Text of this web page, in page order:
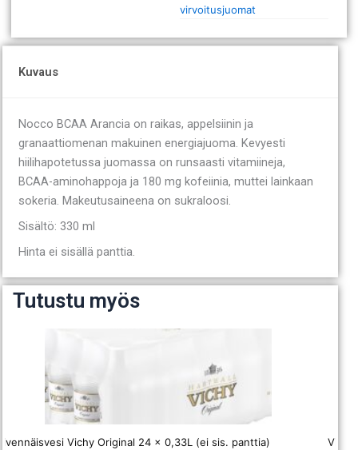
virvoitusjuomat
Kuvaus
Nocco BCAA Arancia on raikas, appelsiinin ja
granaattiomenan makuinen energiajuoma. Kevyesti
hiilihapotetussa juomassa on runsaasti vitamiineja,
BCAA-aminohappoja ja 180 mg kofeiinia, muttei lainkaan
sokeria. Makeutusaineena on sukraloosi.
Sisältö: 330 ml
Hinta ei sisällä panttia.
Tutustu myös
Vichy Original 24 x 0,33L (ei sis. panttia)